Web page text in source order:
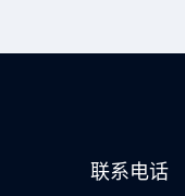
联系电话